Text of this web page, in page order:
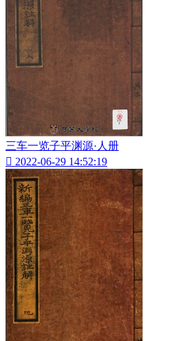
三车一览子平渊源·人册
 2022-06-29 14:52:19